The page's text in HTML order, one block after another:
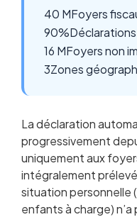
40 MFoyers
90%
16 MFoyers non
3Zones
La déclaration
progressivement
uniquement aux
intégralement
situation personnelle
enfants à charge)